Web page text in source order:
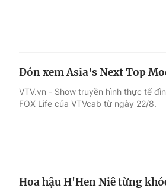
Đón xem Asia's Next Top
VTV.vn - Show truyền hình thực tế
FOX Life của VTVcab từ ngày 22/8.
Hoa hậu H'Hen Niê từng